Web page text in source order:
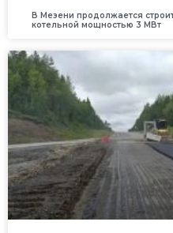
В Мезени продолжается
котельной мощностью 3 МВт